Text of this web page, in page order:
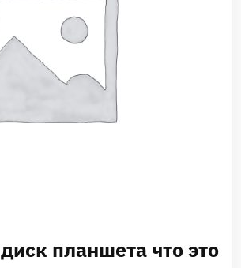
планшета что это